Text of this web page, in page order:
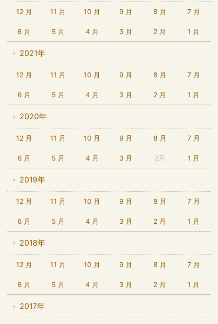
12 月 11 月 10 月 9 月 8 月 7 月
6 月 5 月 4 月 3 月 2 月 1 月
2021年
12 月 11 月 10 月 9 月 8 月 7 月
6 月 5 月 4 月 3 月 2 月 1 月
2020年
12 月 11 月 10 月 9 月 8 月 7 月
6 月 5 月 4 月 3 月 2月 1 月
2019年
12 月 11 月 10 月 9 月 8 月 7 月
6 月 5 月 4 月 3 月 2 月 1 月
2018年
12 月 11 月 10 月 9 月 8 月 7 月
6 月 5 月 4 月 3 月 2 月 1 月
2017年